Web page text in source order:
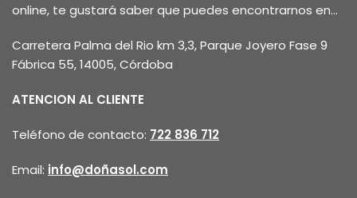
online, te gustará saber que puedes encontrarnos en...
Carretera Palma del Rio km 3,3, Parque Joyero Fase 9
Fábrica 55, 14005, Córdoba
ATENCION AL CLIENTE
Teléfono de contacto: 722 836 712
Email: info@doñasol.com